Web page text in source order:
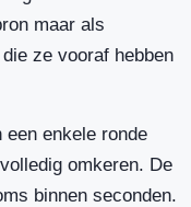
maar als
ze vooraf hebben
enkele ronde
omkeren. De
binnen seconden.